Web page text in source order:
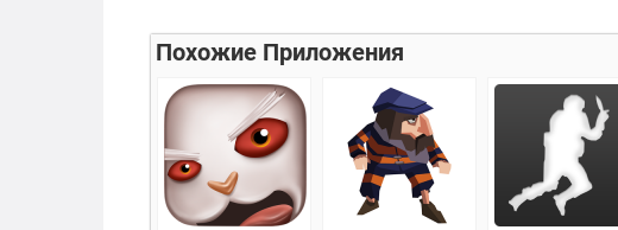
Похожие Приложения